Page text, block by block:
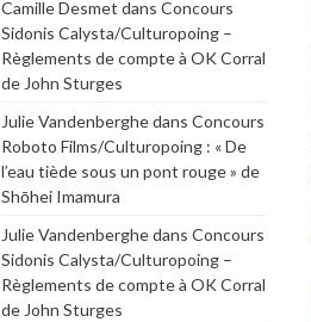
Camille Desmet dans Concours
Sidonis Calysta/Culturopoing –
Règlements de compte à OK Corral
de John Sturges
Julie Vandenberghedans Concours
Roboto Films/Culturopoing : « De
l’eau tiède sous un pont rouge » de
Shōhei Imamura
Julie Vandenberghedans Concours
Sidonis Calysta/Culturopoing –
Règlements de compte à OK Corral
de John Sturges